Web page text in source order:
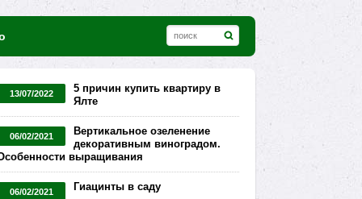
13/07/2022
5 причин купить квартиру в
Ялте
06/02/2021
Вертикальное озеленение
декоративным виноградом.
выращивания
06/02/2021 Гиацинты в саду